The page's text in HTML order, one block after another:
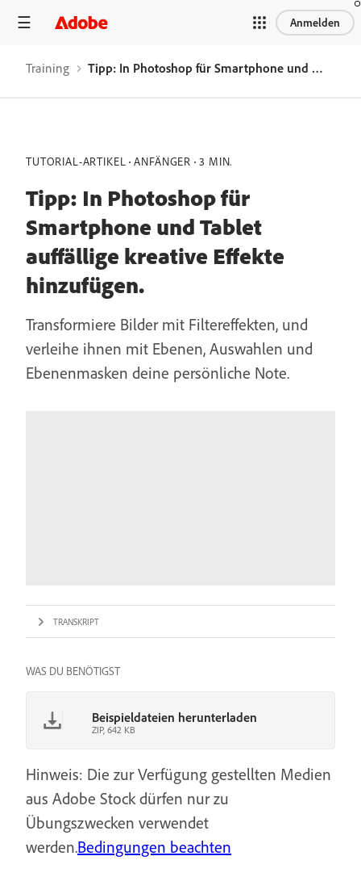
Anmelden
Training Tipp: In Photoshop für Smartphone und Tablet auffällige kreative Effekte hinzufügen.
TUTORIAL-ARTIKEL ANFÄNGER 3 MIN.
Tipp: In Photoshop für
Smartphone und Tablet
auffällige kreative Effekte
hinzufügen.
Transformiere Bilder mit Filtereffekten, und
verleihe ihnen mit Ebenen, Auswahlen und
Ebenenmasken deine persönliche Note.
TRANSKRIPT
WAS DU BENÖTIGST
Beispieldateien herunterladen
ZIP, 642 KB
Hinweis: Die zur Verfügung gestellten Medien
aus Adobe Stock dürfen nur zu
Übungszwecken verwendet
werden.Bedingungen beachten